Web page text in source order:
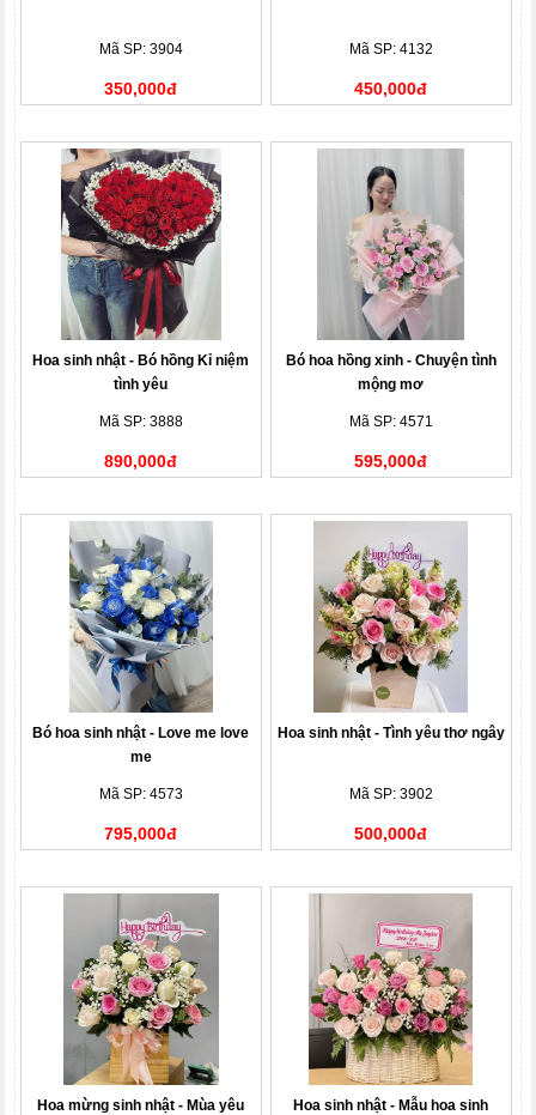
Mã SP: 3904
350,000đ
Mã SP: 4132
450,000đ
Hoa sinh nhật - Bó hồng Kỉ niệm
tình yêu
Mã SP: 3888
890,000đ
Bó hoa hồng xinh - Chuyện tình
mộng mơ
Mã SP: 4571
595,000đ
Bó hoa sinh nhật - Love me love
me
Mã SP: 4573
795,000đ
Hoa sinh nhật - Tình yêu thơ ngây
Mã SP: 3902
500,000đ
Hoa mừng sinh nhật - Mùa yêu
Hoa sinh nhật - Mẫu hoa sinh